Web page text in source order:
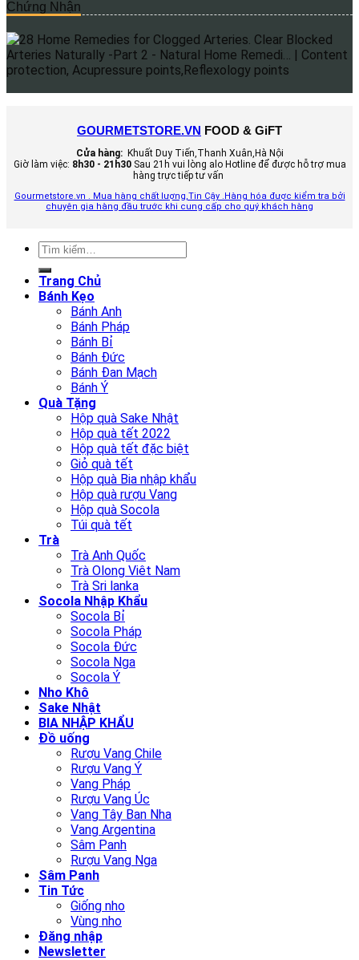
Chứng Nhận
GOURMETSTORE.VN FOOD & GiFT
Cửa hàng:Khuất Duy Tiến,Thanh Xuân,Hà Nội
Giờ làm việc: 8h30 - 21h30Sau 21h vui lòng alo Hotline để được hỗ trợ mua
hàng trực tiếp tư vấn
Gourmetstore.vn . Mua hàng chất lượng,Tin Cậy .Hàng hóa được kiểm tra bởi
chuyên gia hàng đầu trước khi cung cấp cho quý khách hàng
Tìm
kiếm:
Trang Chủ
Bánh Kẹo
Bánh Anh
Bánh Pháp
Bánh Bỉ
Bánh Đức
Bánh Đan Mạch
Bánh Ý
Quà Tặng
Hộp quà Sake Nhật
Hộp quà tết 2022
Hộp quà tết đặc biệt
Giỏ quà tết
Hộp quà Bia nhập khẩu
Hộp quà rượu Vang
Hộp quà Socola
Túi quà tết
Trà
Trà Anh Quốc
Trà Olong Viêt Nam
Trà Sri lanka
Socola Nhập Khẩu
Socola Bỉ
Socola Pháp
Socola Đức
Socola Nga
Socola Ý
Nho Khô
Sake Nhật
BIA NHẬP KHẨU
Đồ uống
Rượu Vang Chile
Rượu Vang Ý
Vang Pháp
Rượu Vang Úc
Vang Tây Ban Nha
Vang Argentina
Sâm Panh
Rượu Vang Nga
Sâm Panh
Tin Tức
Giống nho
Vùng nho
Đăng nhập
Newsletter